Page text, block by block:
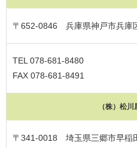
〒652-0846 兵庫県神戸市兵庫
TEL 078-681-8480
FAX 078-681-8491
（株）松
〒341-0018 埼玉県三郷市早稲